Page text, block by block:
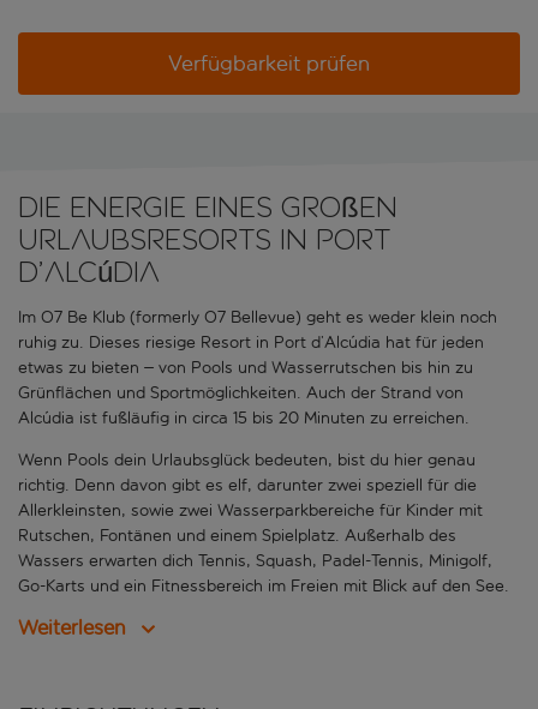
Verfügbarkeit prüfen
Die Energie eines großen
Urlaubsresorts in Port
d’Alcúdia
Im O7 Be Klub (formerly O7 Bellevue) geht es weder klein noch
ruhig zu. Dieses riesige Resort in Port d’Alcúdia hat für jeden
etwas zu bieten – von Pools und Wasserrutschen bis hin zu
Grünflächen und Sportmöglichkeiten. Auch der Strand von
Alcúdia ist fußläufig in circa 15 bis 20 Minuten zu erreichen.
Wenn Pools dein Urlaubsglück bedeuten, bist du hier genau
richtig. Denn davon gibt es elf, darunter zwei speziell für die
Allerkleinsten, sowie zwei Wasserparkbereiche für Kinder mit
Rutschen, Fontänen und einem Spielplatz. Außerhalb des
Wassers erwarten dich Tennis, Squash, Padel-Tennis, Minigolf,
Go-Karts und ein Fitnessbereich im Freien mit Blick auf den See.
Weiterlesen